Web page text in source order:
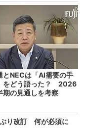
とNECは「AI需要の手
をどう語った？ 2026
期の見通しを考察
り改訂 何が必須に